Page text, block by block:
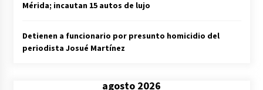
Mérida; incautan 15 autos de lujo
Detienen a funcionario por presunto homicidio del
periodista Josué Martínez
agosto 2026